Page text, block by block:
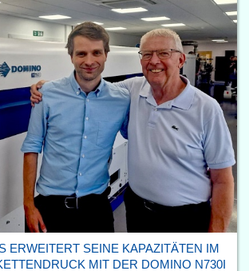
ERWEITERT SEINE KAPAZITÄTEN IM
MIT DER DOMINO N730I